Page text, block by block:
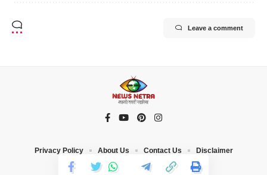
Leave a comment
© 2023 News Netra. All Rights Reserved |
Privacy Policy About Us Contact Us Disclaimer